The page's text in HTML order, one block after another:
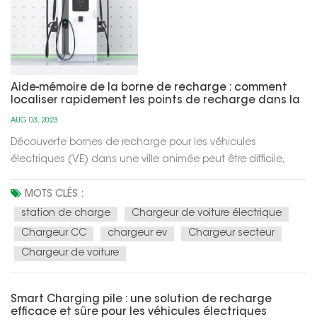
Aide-mémoire de la borne de recharge : comment
localiser rapidement les points de recharge dans la
AUG 03, 2023
Découverte bornes de recharge pour les véhicules
électriques (VE) dans une ville animée peut être difficile,
beaucoup plus facile. Cette feuille de triche vous guidera
sur la façon de localiser rapidement les points de charge,
assurant une expérienc...
MOTS CLÉS :
station de charge
Chargeur de voiture électrique
Chargeur CC
chargeur ev
Chargeur secteur
Chargeur de voiture
Smart Charging pile : une solution de recharge
efficace et sûre pour les véhicules électriques